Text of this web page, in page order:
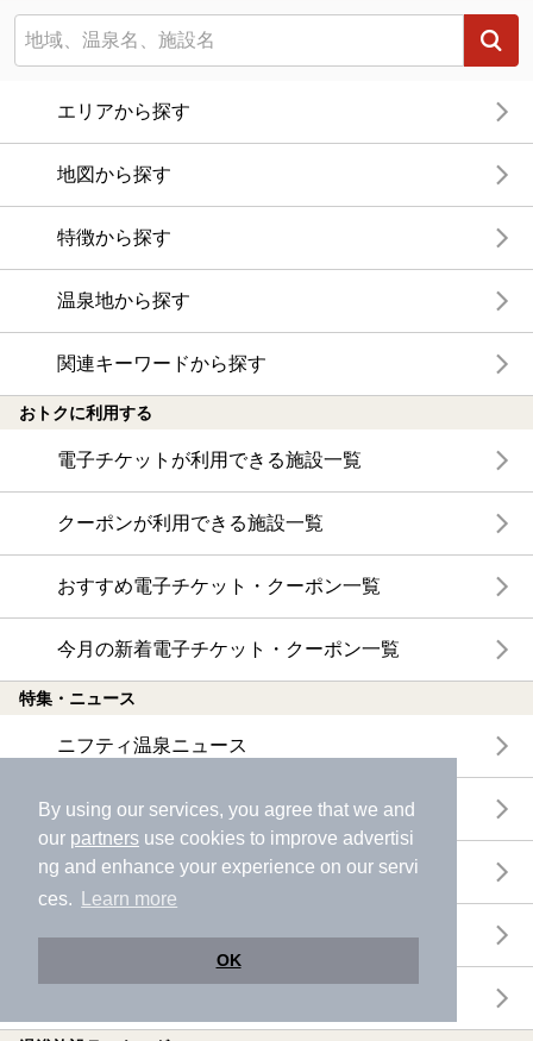
By using our services, you agree that we and
our partners use cookies to improve advertisi
ng and enhance your experience on our servi
ces.
Learn more
OK
エリアから探す
地図から探す
特徴から探す
温泉地から探す
関連キーワードから探す
おトクに利用する
電子チケットが利用できる施設一覧
クーポンが利用できる施設一覧
おすすめ電子チケット・クーポン一覧
今月の新着電子チケット・クーポン一覧
特集・ニュース
ニフティ温泉ニュース
体験レポート
口コミを見る
特集